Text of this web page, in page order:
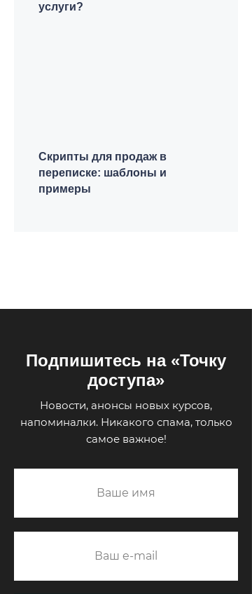
услуги?
Скрипты для продаж в
переписке: шаблоны и
примеры
Подпишитесь на «Точку
доступа»
Новости, анонсы новых курсов,
напоминалки.Никакого спама, только
самое важное!